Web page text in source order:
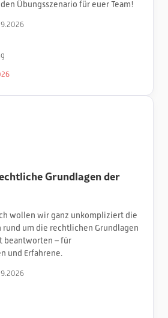
Übungsszenario für euer Team!
.2026
Grundlagen der
wollen wir ganz unkompliziert die
um die rechtlichen Grundlagen
beantworten – für
und Erfahrene.
.2026